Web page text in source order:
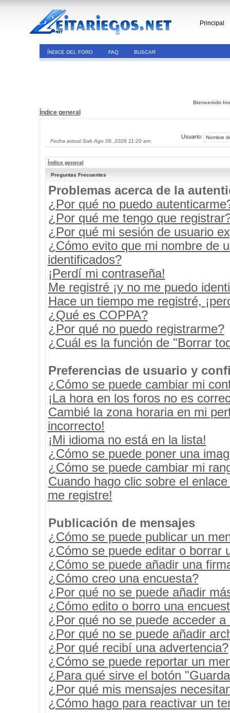
Principal
ÍNDICE DEL FORO FAQ BUSCAR
Bienvenido
Índice general
Fecha actual Sab Ago 08, 2026 11:20 am
Usuario:
Índice general
Preguntas Frecuentes
Problemas acerca de la
¿Por qué no puedo
¿Por qué me tengo que
¿Por qué mi sesión de usuario
¿Cómo evito que mi nombre de
identificados?
¡Perdí mi contraseña!
Me registré ¡y no me puedo
Hace un tiempo me registré,
¿Qué es COPPA?
¿Por qué no puedo registrarme?
¿Cuál es la función de "Borrar
Preferencias de usuario y
¿Cómo se puede cambiar mi
¡La hora en los foros no es
Cambié la zona horaria en mi
incorrecto!
¡Mi idioma no está en la lista!
¿Cómo se puede poner una
¿Cómo se puede cambiar mi
Cuando hago clic sobre el
me registre!
Publicación de mensajes
¿Cómo se puede publicar un
¿Cómo se puede editar o borrar
¿Cómo se puede añadir una
¿Cómo creo una encuesta?
¿Por qué no se puede añadir
¿Cómo edito o borro una
¿Por qué no se puede acceder a
¿Por qué no se puede añadir
¿Por qué recibí una advertencia?
¿Cómo se puede reportar un
¿Para qué sirve el botón
¿Por qué mis mensajes
¿Cómo hago para reactivar un